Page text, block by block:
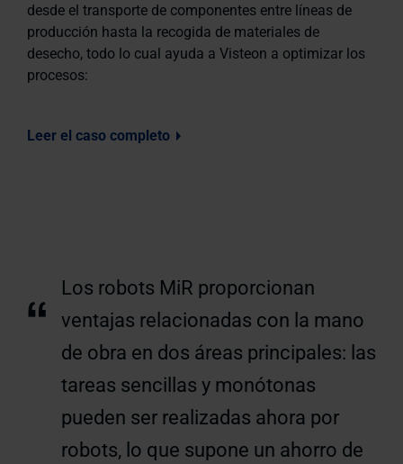
desde el transporte de componentes entre líneas de
producción hasta la recogida de materiales de
desecho, todo lo cual ayuda a Visteon a optimizar los
procesos:
Leer el caso completo
“
Los robots MiR proporcionan
ventajas relacionadas con la mano
de obra en dos áreas principales: las
tareas sencillas y monótonas
pueden ser realizadas ahora por
robots, lo que supone un ahorro de